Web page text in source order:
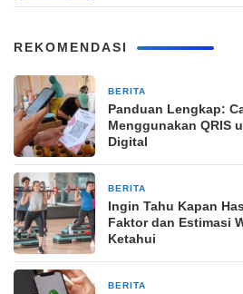
REKOMENDASI
BERITA
Panduan Lengkap:
Menggunakan QRIS
Digital
BERITA
Ingin Tahu Kapan
Faktor dan Estimasi
Ketahui
BERITA